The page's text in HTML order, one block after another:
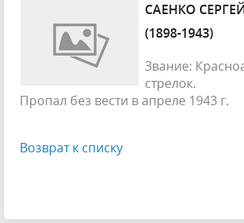
САЕНКО
(1898-1943)
Звание:
стрелок.
Пропал без вести в апреле 1943 г.
Возврат к списку